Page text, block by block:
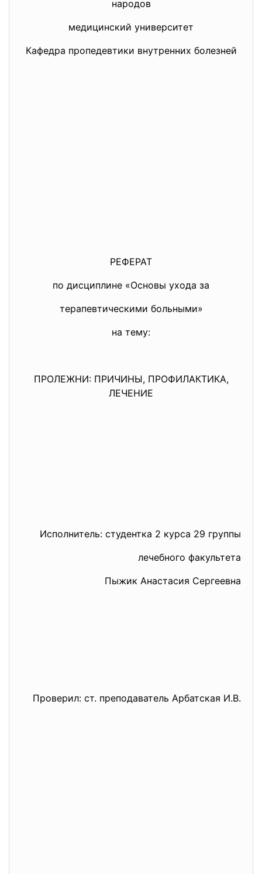
народов
медицинский университет
Кафедра пропедевтики внутренних болезней
РЕФЕРАТ
по дисциплине «Основы ухода за
терапевтическими больными»
на тему:
ПРОЛЕЖНИ: ПРИЧИНЫ, ПРОФИЛАКТИКА,
ЛЕЧЕНИЕ
Исполнитель: студентка 2 курса 29 группы
лечебного факультета
Пыжик Анастасия Сергеевна
Проверил: ст. преподаватель Арбатская И.В.